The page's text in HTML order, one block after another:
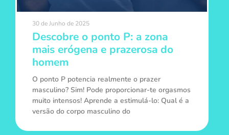
Descobre o ponto P: a zona
mais erógena e prazerosa do
homem
O ponto P potencia realmente o prazer
masculino? Sim! Pode proporcionar-te orgasmos
muito intensos! Aprende a estimulá-lo: Qual é a
versão do corpo masculino do
30 de Junho de 2025